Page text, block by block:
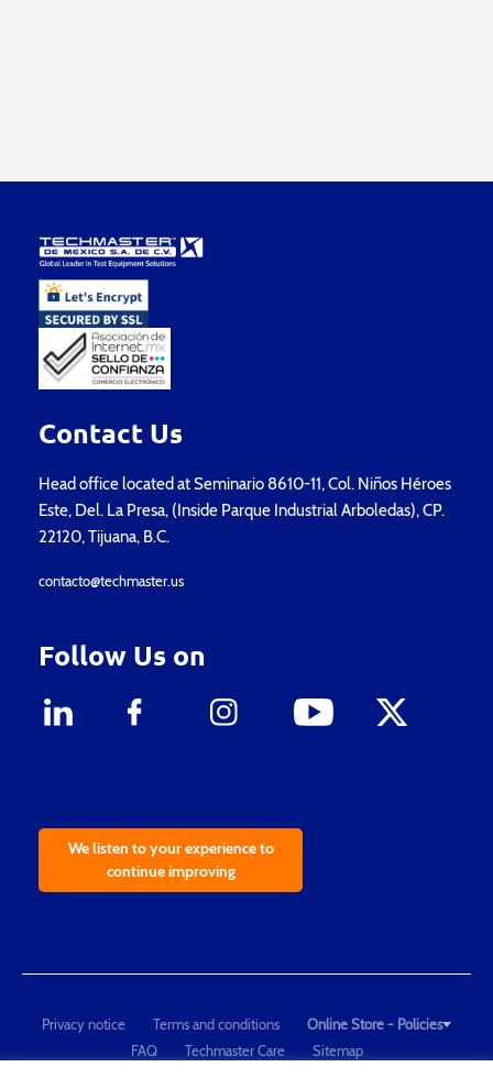
Contact Us
Head office located at Seminario 8610-11, Col. Niños Héroes
Este, Del. La Presa, (Inside Parque Industrial Arboledas), CP.
22120, Tijuana, B.C.
contacto@techmaster.us
Follow Us on
We listen to your experience to
continue improving
Privacy notice Terms and conditions
Online Store - Policies
FAQ
Techmaster Care
Sitemap